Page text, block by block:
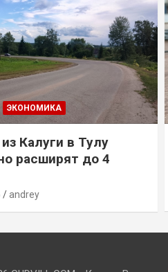
ЭКОНОМИКА
Калуги в Тулу
расширят до 4
andrey